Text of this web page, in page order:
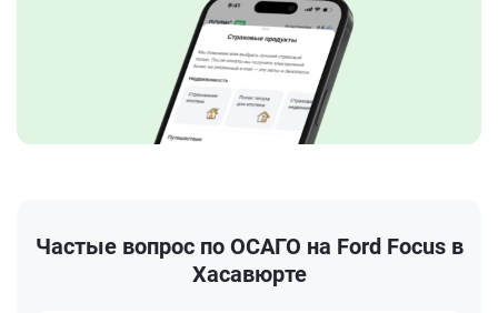
Частые вопрос по ОСАГО на Ford Focus в
Хасавюрте